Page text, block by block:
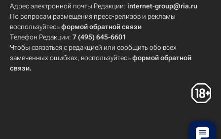
Адрес электронной почты Редакции: internet-group@ria.ru
По вопросам размещения пресс-релизов и рекламы
воспользуйтесьформой обратной связи
Телефон Редакции: 7 (495) 645-6601
Чтобы связаться с редакцией или сообщить обо всех
замеченных ошибках, воспользуйтесьформой обратной
связи.